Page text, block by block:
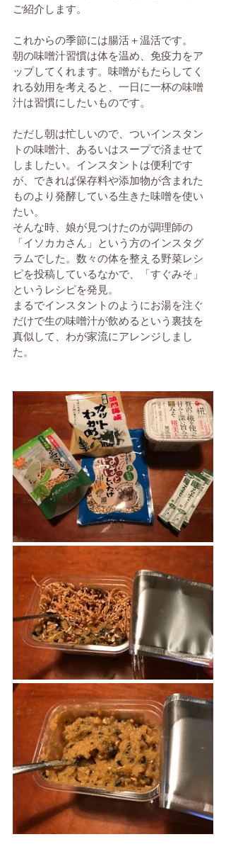
ご紹介します。
これからの季節には腸活＋温活です。
朝の味噌汁習慣は体を温め、免疫力をア
ップしてくれます。味噌がもたらしてく
れる効用を考えると、一日に一杯の味噌
汁は習慣にしたいものです。
ただし朝は忙しいので、ついインスタン
トの味噌汁、あるいはスープで済ませて
しましたい。インスタントは便利です
が、できれば保存料や添加物が含まれた
ものより発酵している生きた味噌を使い
たい。
そんな時、娘が見つけたのが調理師の
「イソカカさん」という方のインスタグ
ラムでした。数々の体を整える野菜レシ
ピを投稿しているなかで、「すぐみそ」
というレシピを発見。
まるでインスタントのようにお湯を注ぐ
だけで生の味噌汁が飲めるという裏技を
真似して、わが家流にアレンジしまし
た。